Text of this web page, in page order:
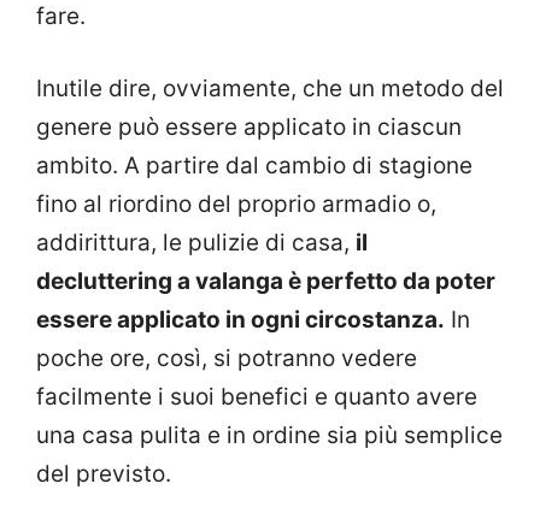
fare.
Inutile dire, ovviamente, che un metodo del
genere può essere applicato in ciascun
ambito. A partire dal cambio di stagione
fino al riordino del proprio armadio o,
addirittura, le pulizie di casa, il
decluttering a valanga è perfetto da poter
essere applicato in ogni circostanza. In
poche ore, così, si potranno vedere
facilmente i suoi benefici e quanto avere
una casa pulita e in ordine sia più semplice
del previsto.